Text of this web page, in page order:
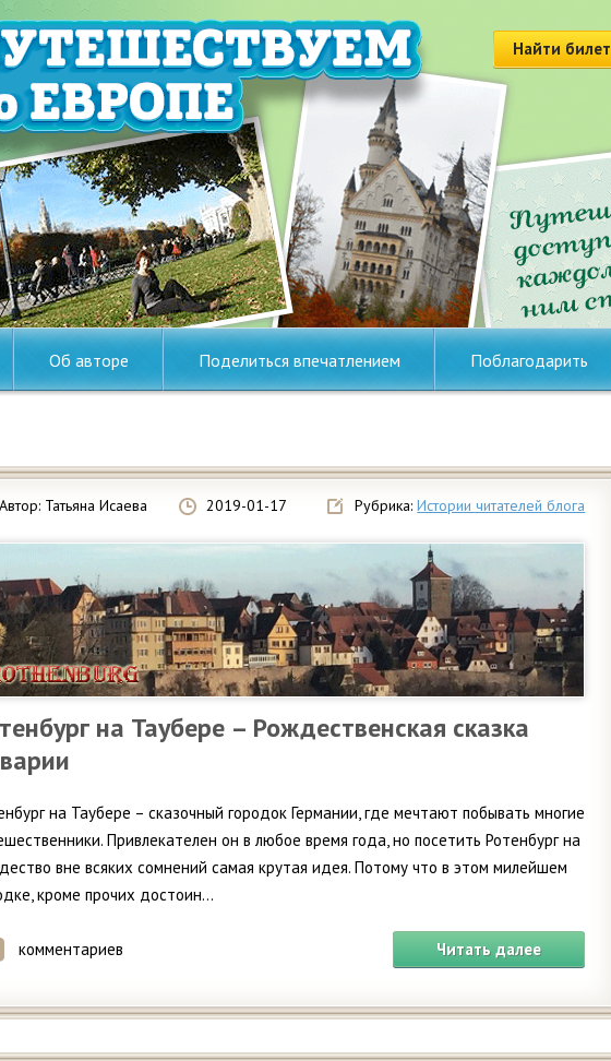
Найти билет
Об авторе Поделиться впечатлением Поблагодарить
Рубрика:Истории читателей блога
Автор: Татьяна Исаева 2019-01-17
на Таубере – Рождественская сказка
на Таубере – сказочный городок Германии, где мечтают побывать многие
Привлекателен он в любое время года, но посетить Ротенбург на
вне всяких сомнений самая крутая идея. Потому что в этом милейшем
кроме прочих достоин...
комментариев Читать далее